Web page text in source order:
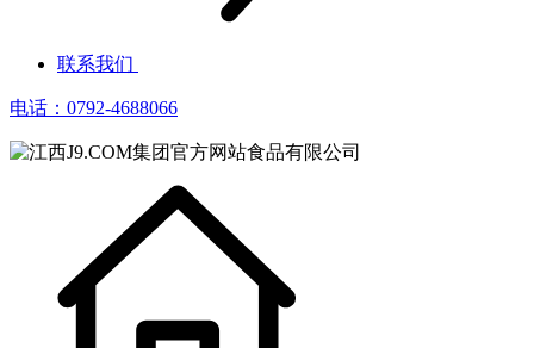
联系我们
电话：0792-4688066